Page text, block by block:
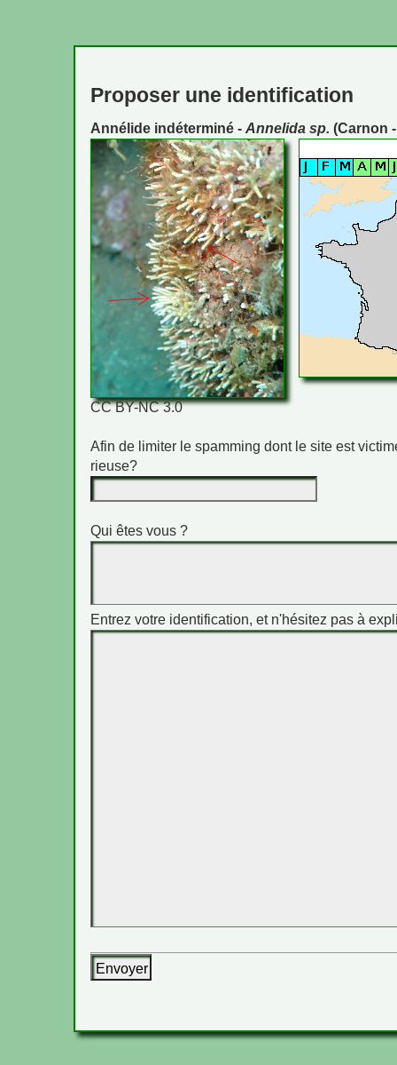
Proposer une identification
Annélide indéterminé -Annelida sp. (Carnon
CC BY-NC 3.0
Afin de limiter le spamming dont le site est
rieuse?
Qui êtes vous ?
Entrez votre identification, et n'hésitez pas à